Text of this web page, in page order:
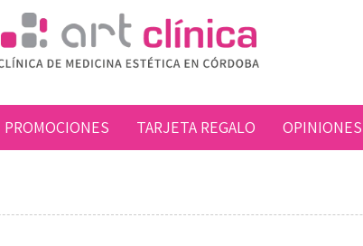
PROMOCIONES TARJETA REGALO OPINIONES